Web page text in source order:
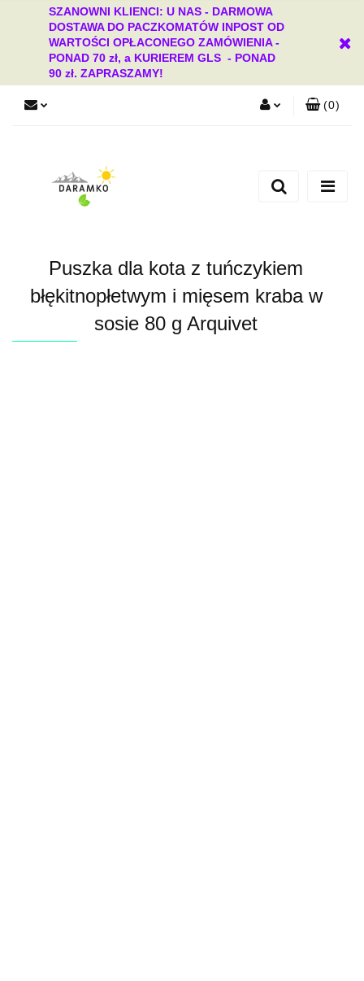
SZANOWNI KLIENCI: U NAS - DARMOWA
DOSTAWA DO PACZKOMATÓW INPOST OD
WARTOŚCI OPŁACONEGO ZAMÓWIENIA -
PONAD 70 zł, a KURIEREM GLS - PONAD
90 zł. ZAPRASZAMY!
Dodaj zgłoszenie
(0)
Puszka dla kota z tuńczykiem
błękitnopłetwym i mięsem kraba w
sosie 80 g Arquivet